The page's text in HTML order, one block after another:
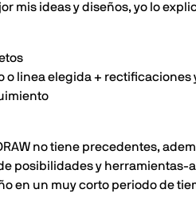
mis ideas y diseños, yo lo
o linea elegida +
no tiene precedentes,
posibilidades y herramientas-
en un muy corto periodo de